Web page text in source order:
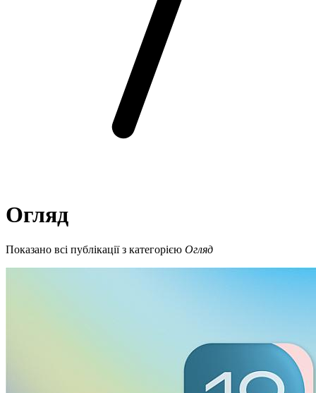
Огляд
Показано всі публікації з категорією Огляд